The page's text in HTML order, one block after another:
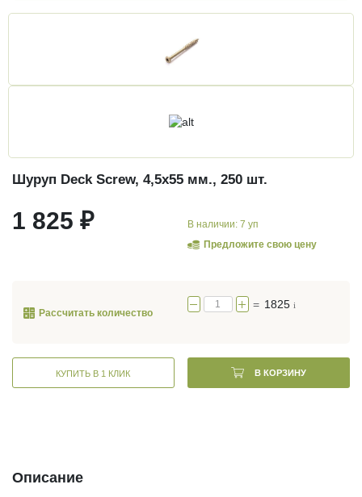
Шуруп Deck Screw, 4,5х55 мм., 250 шт.
1 825 ₽
В наличии: 7 уп
Предложите свою цену
Рассчитать количество
= 1825 i
КУПИТЬ В 1 КЛИК В КОРЗИНУ
Описание